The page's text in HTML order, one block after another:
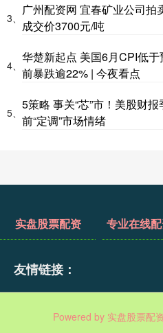
3、
广州配资网 宜春矿业公司
成交价3700元/吨
4、
华楚新起点 美国6月CPI低
前暴跌逾22% | 今夜看点
5、
5策略 事关“芯”市！美股财
前“定调”市场情绪
实盘股票配资 专业在线
友情链接：
Powered by 实盘股票配